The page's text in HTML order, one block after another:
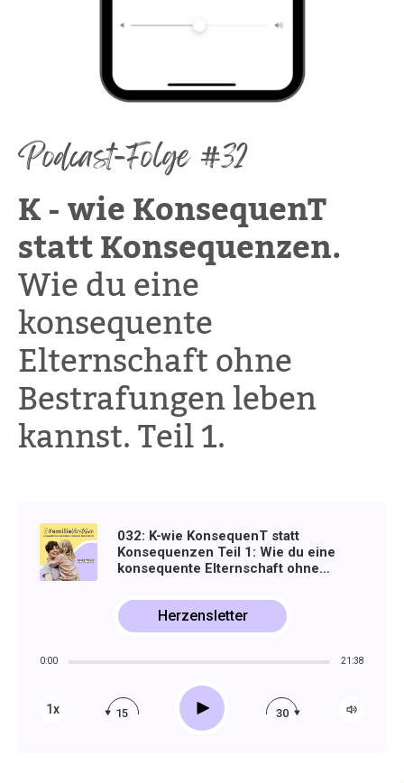
Podcast-Folge #32
K - wie KonsequenT
statt Konsequenzen.
Wie du eine
konsequente
Elternschaft ohne
Bestrafungen leben
kannst. Teil 1.
032: K-wie KonsequenT statt
Konsequenzen Teil 1: Wie du eine
konsequente Elternschaft ohne
0:00 21:38
1x 15 Play 30
Herzensletter